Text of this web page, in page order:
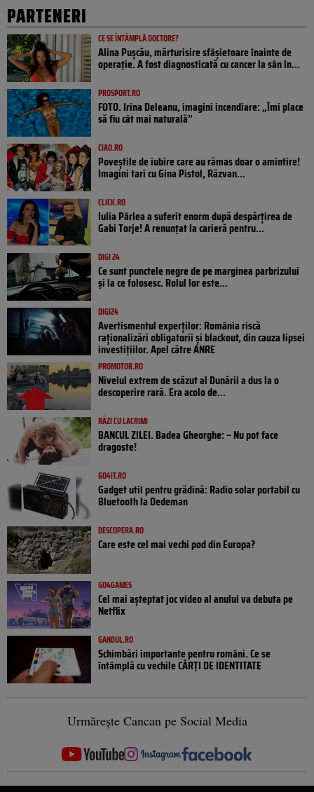
PARTENERI
CE SE ÎNTÂMPLĂ DOCTORE?
Alina Pușcău, mărturisire sfâșietoare înainte de
operație. A fost diagnosticată cu cancer la sân în...
PROSPORT.RO
FOTO. Irina Deleanu, imagini incendiare: „Îmi place
să fiu cât mai naturală”
CIAO.RO
Poveştile de iubire care au rămas doar o amintire!
Imagini tari cu Gina Pistol, Răzvan...
CLICK.RO
Iulia Pârlea a suferit enorm după despărțirea de
Gabi Torje! A renunțat la carieră pentru...
DIGI 24
Ce sunt punctele negre de pe marginea parbrizului
și la ce folosesc. Rolul lor este...
DIGI24
Avertismentul experților: România riscă
raționalizări obligatorii și blackout, din cauza lipsei
investițiilor. Apel către ANRE
PROMOTOR.RO
Nivelul extrem de scăzut al Dunării a dus la o
descoperire rară. Era acolo de...
RÂZI CU LACRIMI
BANCUL ZILEI. Badea Gheorghe: – Nu pot face
dragoste!
GO4IT.RO
Gadget util pentru grădină: Radio solar portabil cu
Bluetooth la Dedeman
DESCOPERA.RO
Care este cel mai vechi pod din Europa?
GO4GAMES
Cel mai așteptat joc video al anului va debuta pe
Netflix
GANDUL.RO
Schimbări importante pentru români. Ce se
întâmplă cu vechile CĂRȚI DE IDENTITATE
Urmărește Cancan pe Social Media